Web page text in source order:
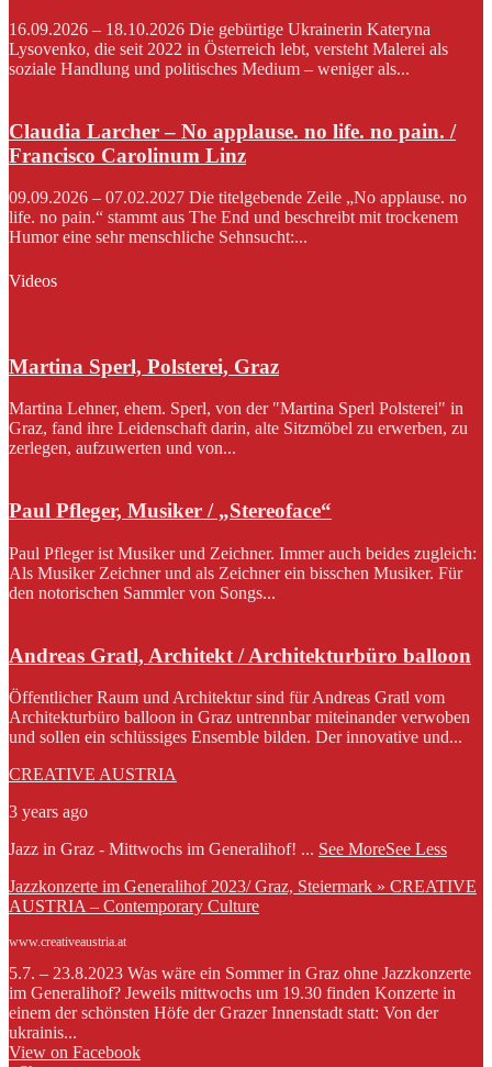
16.09.2026 – 18.10.2026 Die gebürtige Ukrainerin Kateryna
Lysovenko, die seit 2022 in Österreich lebt, versteht Malerei als
soziale Handlung und politisches Medium – weniger als...
Claudia Larcher – No applause. no life. no pain. /
Francisco Carolinum Linz
09.09.2026 – 07.02.2027 Die titelgebende Zeile „No applause. no
life. no pain.“ stammt aus The End und beschreibt mit trockenem
Humor eine sehr menschliche Sehnsucht:...
Videos
Martina Sperl, Polsterei, Graz
Martina Lehner, ehem. Sperl, von der "Martina Sperl Polsterei" in
Graz, fand ihre Leidenschaft darin, alte Sitzmöbel zu erwerben, zu
zerlegen, aufzuwerten und von...
Paul Pfleger, Musiker / „Stereoface“
Paul Pfleger ist Musiker und Zeichner. Immer auch beides zugleich:
Als Musiker Zeichner und als Zeichner ein bisschen Musiker. Für
den notorischen Sammler von Songs...
Andreas Gratl, Architekt / Architekturbüro balloon
Öffentlicher Raum und Architektur sind für Andreas Gratl vom
Architekturbüro balloon in Graz untrennbar miteinander verwoben
und sollen ein schlüssiges Ensemble bilden. Der innovative und...
CREATIVE AUSTRIA
3 years ago
Jazz in Graz - Mittwochs im Generalihof! ... See MoreSee Less
Jazzkonzerte im Generalihof 2023/ Graz, Steiermark » CREATIVE
AUSTRIA – Contemporary Culture
www.creativeaustria.at
5.7. – 23.8.2023 Was wäre ein Sommer in Graz ohne Jazzkonzerte
im Generalihof? Jeweils mittwochs um 19.30 finden Konzerte in
einem der schönsten Höfe der Grazer Innenstadt statt: Von der
ukrainis...
View on Facebook